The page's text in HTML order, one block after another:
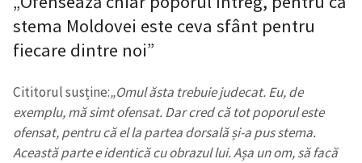
stema Moldovei este ceva sfânt pentru
fiecare dintre noi”
Cititorul susține:„Omul ăsta trebuie judecat. Eu, de
exemplu, mă simt ofensat. Dar cred că tot poporul este
ofensat, pentru că el la partea dorsală și-a pus stema.
Această parte e identică cu obrazul lui. Așa un om, să facă